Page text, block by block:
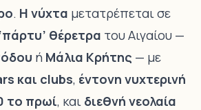
. Η νύχτα μετατρέπεται σε
θέρετρα του Αιγαίου —
ή Μάλια Κρήτης — με
και clubs, έντονη νυχτερινή
το πρωί, και διεθνή νεολαία